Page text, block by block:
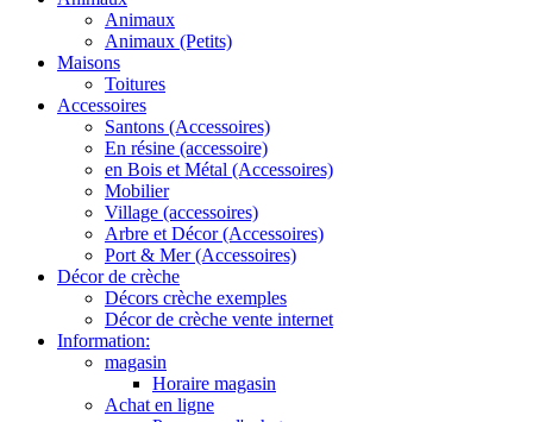
Animaux
Animaux (Petits)
Maisons
Toitures
Accessoires
Santons (Accessoires)
En résine (accessoire)
en Bois et Métal (Accessoires)
Mobilier
Village (accessoires)
Arbre et Décor (Accessoires)
Port & Mer (Accessoires)
Décor de crèche
Décors crèche exemples
Décor de crèche vente internet
Information:
magasin
Horaire magasin
Achat en ligne